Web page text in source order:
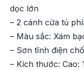
dọc lớn
– 2 cánh cửa tủ
– Màu sắc: Xám
– Sơn tĩnh điện
– Kích thước: Cao: